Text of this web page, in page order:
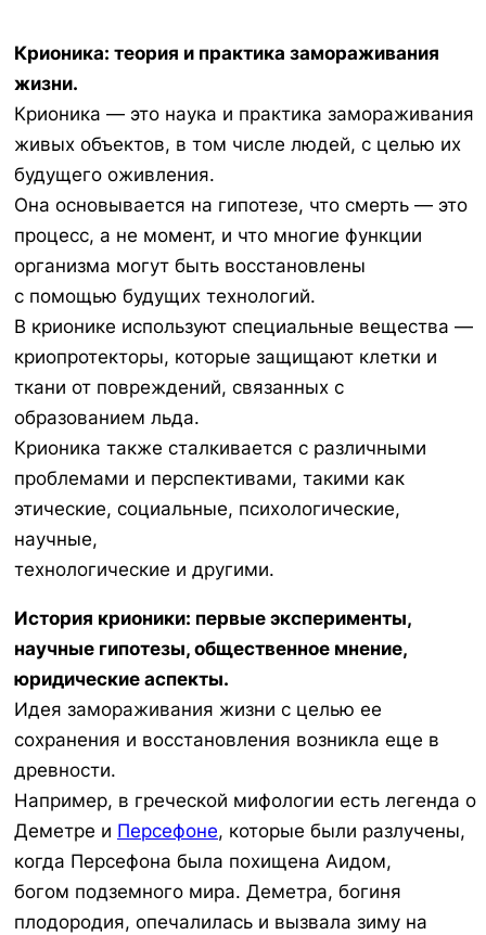
Крионика: теория и практика замораживания
жизни.
Крионика — это наука и практика замораживания
живых объектов, в том числе людей, с целью их
будущего оживления.
Она основывается на гипотезе, что смерть — это
процесс, а не момент, и что многие функции
организма могут быть восстановлены
с помощью будущих технологий.
В крионике используют специальные вещества —
криопротекторы, которые защищают клетки и
ткани от повреждений, связанных с
образованием льда.
Крионика также сталкивается с различными
проблемами и перспективами, такими как
этические, социальные, психологические,
научные,
технологические и другими.
История крионики: первые эксперименты,
научные гипотезы, общественное мнение,
юридические аспекты.
Идея замораживания жизни с целью ее
сохранения и восстановления возникла еще в
древности.
Например, в греческой мифологии есть легенда о
Деметре и Персефоне, которые были разлучены,
когда Персефона была похищена Аидом,
богом подземного мира. Деметра, богиня
плодородия, опечалилась и вызвала зиму на